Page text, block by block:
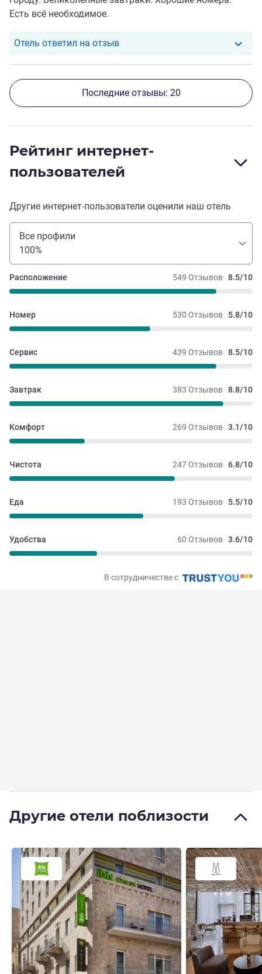
Есть всё необходимое.
Отель ответил на отзывОтель ответил на отзыв от Lina
Последние отзывы: 20
Рейтинг интернет-
пользователей
Другие интернет-пользователи оценили наш отель
Все профили
100%
549 Отзывов 8.5/10
Расположение
530 Отзывов 5.8/10
Номер
439 Отзывов 8.5/10
Сервис
383 Отзывов 8.8/10
Завтрак
269 Отзывов 3.1/10
Комфорт
247 Отзывов 6.8/10
Чистота
193 Отзывов 5.5/10
Еда
60 Отзывов 3.6/10
Удобства
В сотрудничестве с
Другие отели поблизости